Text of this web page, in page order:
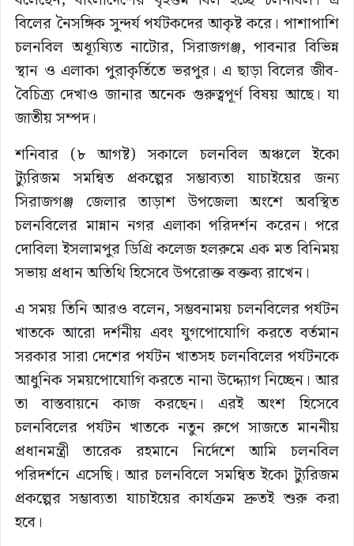
বিলের নৈসঙ্গিক সুন্দর্য পর্যটকদের আকৃষ্ট করে। পাশাপাশি
চলনবিল অধ্যূষ্যিত নাটোর, সিরাজগঞ্জ, পাবনার বিভিন্ন
স্থান ও এলাকা পুরাকৃর্তিতে ভরপুর। এ ছাড়া বিলের জীব-
বৈচিত্র্য দেখাও জানার অনেক গুরুত্বপূর্ণ বিষয় আছে। যা
জাতীয় সম্পদ।
শনিবার (৮ আগষ্ট) সকালে চলনবিল অঞ্চলে ইকো
ট্যুরিজম সমন্বিত প্রকল্পের সম্ভাব্যতা যাচাইয়ের জন্য
সিরাজগঞ্জ জেলার তাড়াশ উপজেলা অংশে অবস্থিত
চলনবিলের মান্নান নগর এলাকা পরিদর্শন করেন। পরে
দোবিলা ইসলামপুর ডিগ্রি কলেজ হলরুমে এক মত বিনিময়
সভায় প্রধান অতিথি হিসেবে উপরোক্ত বক্তব্য রাখেন।
এ সময় তিনি আরও বলেন, সম্ভবনাময় চলনবিলের পর্যটন
খাতকে আরো দর্শনীয় এবং যুগপোযোগি করতে বর্তমান
সরকার সারা দেশের পর্যটন খাতসহ চলনবিলের পর্যটনকে
আধুনিক সময়পোযোগি করতে নানা উদ্দ্যোগ নিচ্ছেন। আর
তা বাস্তবায়নে কাজ করছেন। এরই অংশ হিসেবে
চলনবিলের পর্যটন খাতকে নতুন রুপে সাজতে মাননীয়
প্রধানমন্ত্রী তারেক রহমানে নির্দেশে আমি চলনবিল
পরিদর্শনে এসেছি। আর চলনবিলে সমন্বিত ইকো ট্যুরিজম
প্রকল্পের সম্ভাব্যতা যাচাইয়ের কার্যক্রম দ্রুতই শুরু করা
হবে।